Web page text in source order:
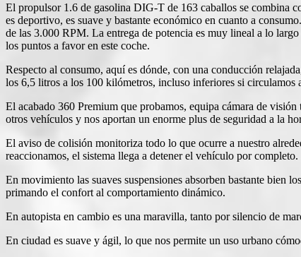
El propulsor 1.6 de gasolina DIG-T de 163 caballos se combina
es deportivo, es suave y bastante económico en cuanto a
de las 3.000 RPM. La entrega de potencia es muy lineal a lo
los puntos a favor en este coche.
Respecto al consumo, aquí es dónde, con una conducción
los 6,5 litros a los 100 kilómetros, incluso inferiores si circulamos
El acabado 360 Premium que probamos, equipa cámara de
otros vehículos y nos aportan un enorme plus de seguridad a la
El aviso de colisión monitoriza todo lo que ocurre a nuestro
reaccionamos, el sistema llega a detener el vehículo por completo.
En movimiento las suaves suspensiones absorben bastante bien
primando el confort al comportamiento dinámico.
En autopista en cambio es una maravilla, tanto por silencio de
En ciudad es suave y ágil, lo que nos permite un uso urbano